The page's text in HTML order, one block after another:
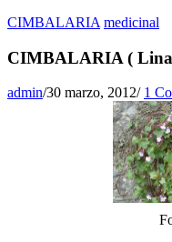
CIMBALARIA medicinal
CIMBALARIA (
admin/30 marzo, 2012/ 1